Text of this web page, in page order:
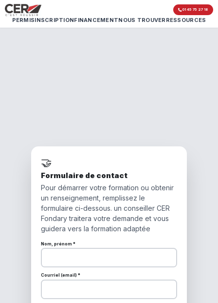
01 45 75 27 18
PERMISINSCRIPTIONFINANCEMENTNOUS TROUVER RESSOURCES
🤝
Formulaire de contact
Pour démarrer votre formation ou obtenir
un renseignement, remplissez le
formulaire ci-dessous. un conseiller CER
Fondary traitera votre demande et vous
guidera vers la formation adaptée
Nom, prénom *
Courriel (email) *